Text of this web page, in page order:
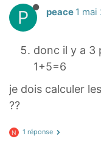
^
P peace 1 mai
donc il y a 3
1+5=6
je dois calculer
??
N 1 réponse